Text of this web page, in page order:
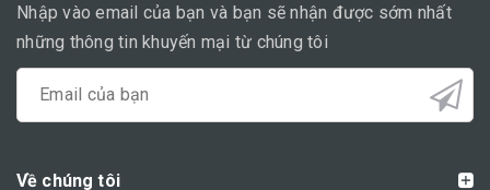
Nhập vào email của bạn và bạn sẽ nhận được sớm nhất
những thông tin khuyến mại từ chúng tôi
Về chúng tôi